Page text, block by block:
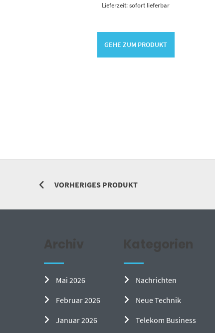
Lieferzeit: sofort lieferbar
GEHE ZUM PRODUKT
VORHERIGES PRODUKT
Archiv
Mai 2026
Februar 2026
Januar 2026
Kategorien
Nachrichten
Neue Technik
Telekom Business